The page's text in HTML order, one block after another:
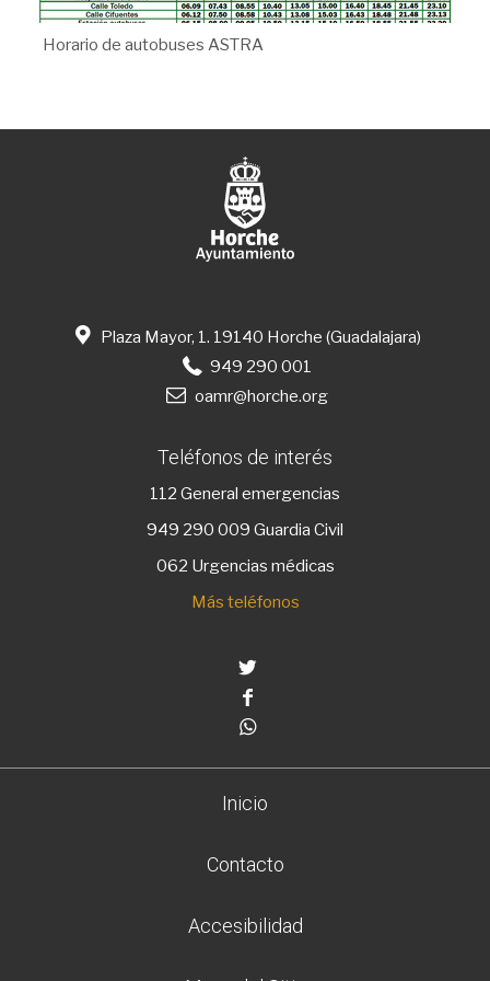
Horario de autobuses ASTRA
Plaza Mayor, 1. 19140 Horche (Guadalajara)
949 290 001
oamr@horche.org
Teléfonos de interés
112 General emergencias
949 290 009 Guardia Civil
062 Urgencias médicas
Más teléfonos
Inicio
Contacto
Accesibilidad